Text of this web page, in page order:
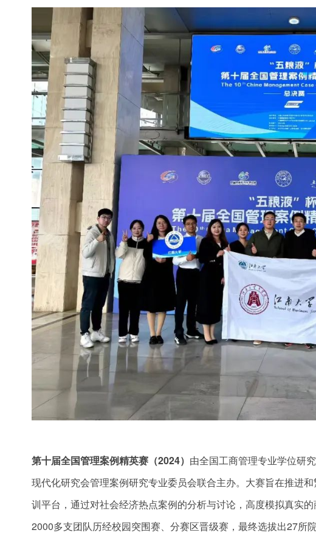
第十届全国管理案例精英赛（2024） 由全国工商管理专业学位研
现代化研究会管理案例研究专业委员会联合主办。大赛旨在推进
训平台，通过对社会经济热点案例的分析与讨论，高度模拟真实
2000多支团队历经校园突围赛、分赛区晋级赛，最终选拔出27所